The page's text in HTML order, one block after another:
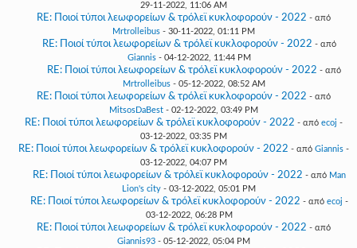
29-11-2022, 11:06 AM
RE: Ποιοί τύποι λεωφορείων & τρόλεϊ κυκλοφορούν - 2022 - από
Mrtrolleibus - 30-11-2022, 01:11 PM
RE: Ποιοί τύποι λεωφορείων & τρόλεϊ κυκλοφορούν - 2022 - από
Giannis- 04-12-2022, 11:44 PM
RE: Ποιοί τύποι λεωφορείων & τρόλεϊ κυκλοφορούν - 2022 - από
Mrtrolleibus - 05-12-2022, 08:52 AM
RE: Ποιοί τύποι λεωφορείων & τρόλεϊ κυκλοφορούν - 2022 - από
MitsosDaBest - 02-12-2022, 03:49 PM
RE: Ποιοί τύποι λεωφορείων & τρόλεϊ κυκλοφορούν - 2022 - από ecoj -
03-12-2022, 03:35 PM
RE: Ποιοί τύποι λεωφορείων & τρόλεϊ κυκλοφορούν - 2022 - από Giannis -
03-12-2022, 04:07 PM
RE: Ποιοί τύποι λεωφορείων & τρόλεϊ κυκλοφορούν - 2022 - από Man
Lion's city - 03-12-2022, 05:01 PM
RE: Ποιοί τύποι λεωφορείων & τρόλεϊ κυκλοφορούν - 2022 - από ecoj -
03-12-2022, 06:28 PM
RE: Ποιοί τύποι λεωφορείων & τρόλεϊ κυκλοφορούν - 2022 - από
Giannis93 - 05-12-2022, 05:04 PM